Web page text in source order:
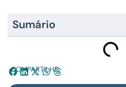
Sumário
COMPARTILHE: